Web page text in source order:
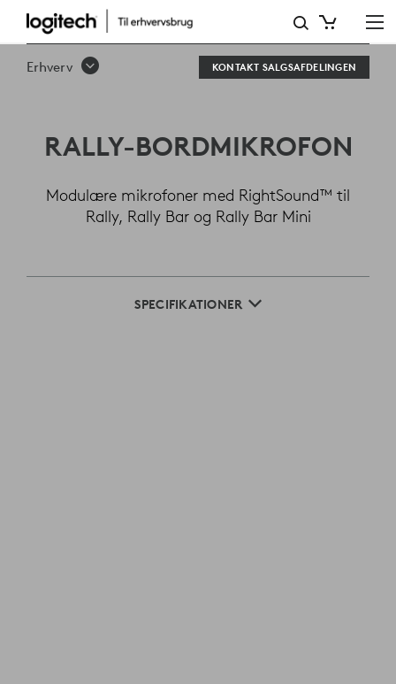
LOGITECH
RALLY
Erhverv KONTAKT SALGSAFDELINGEN
RALLY-BORDMIKROFON
Modulære mikrofoner med RightSound™ til
Rally, Rally Bar og Rally Bar Mini
SPECIFIKATIONER